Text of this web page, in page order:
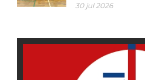
30 jul 2026